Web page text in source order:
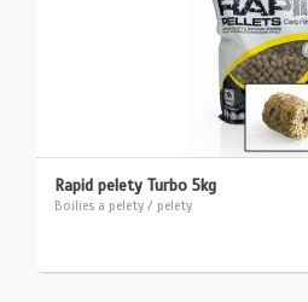
Rapid pelety Turbo 5kg
Boilies a pelety / pelety